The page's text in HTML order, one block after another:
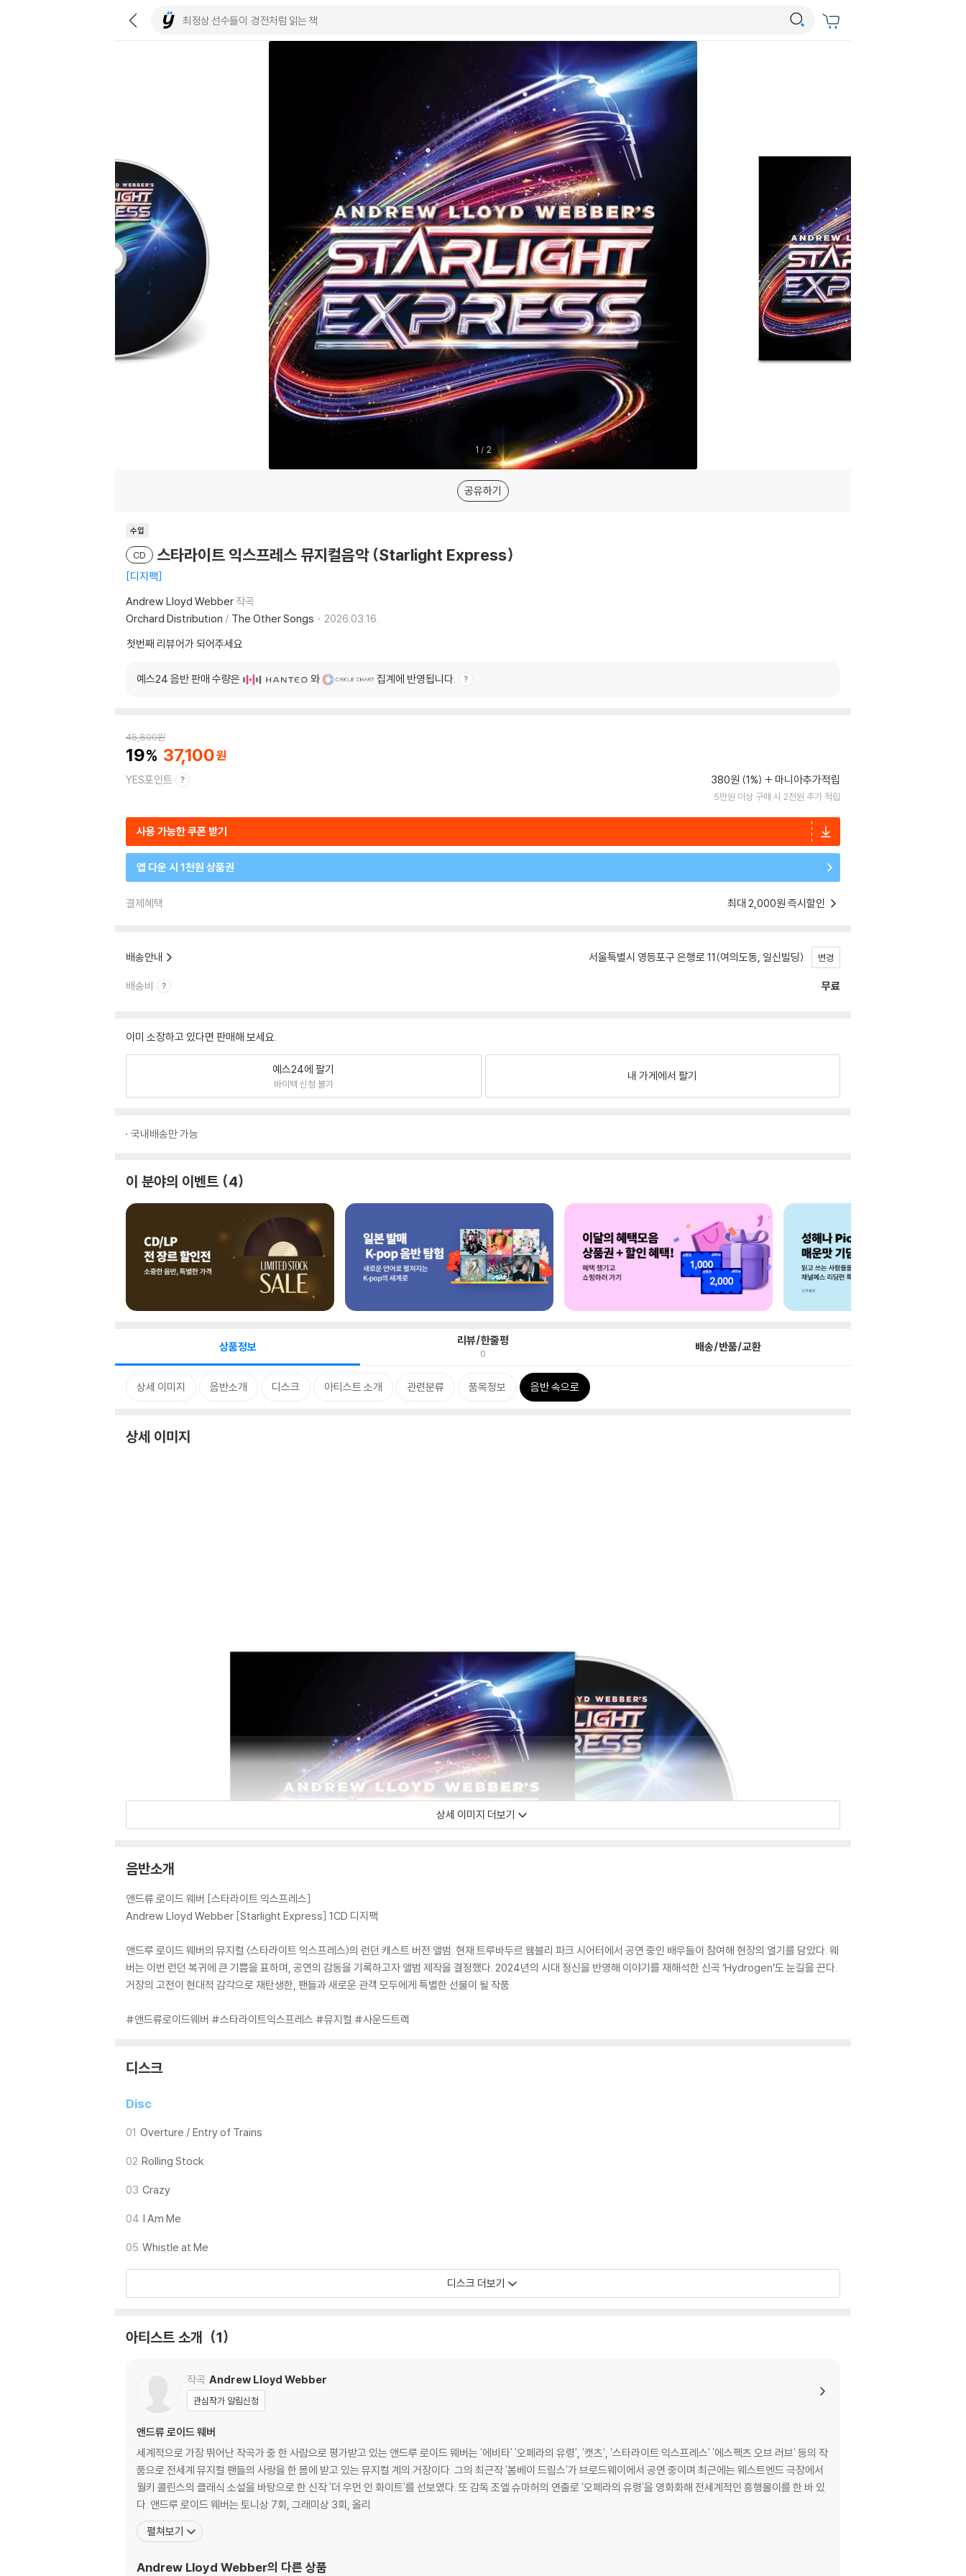
1 / 2
공유하기
수입
CD 스타라이트 익스프레스 뮤지컬음악 (Starlight Express)
디지팩
Andrew Lloyd Webber 작곡
Orchard Distribution / The Other Songs
2026.03.16.
첫번째 리뷰어가 되어주세요
예스24 음반 판매 수량은 와 집계에 반영됩니다.
45,800원
19 37,100
YES포인트 380원 (1%) 마니아추가적립
5만원 이상 구매 시 2천원 추가 적립
사용 가능한 쿠폰 받기
앱 다운 시 1천원 상품권
결제혜택 최대 2,000원 즉시할인
배송안내 서울특별시 영등포구 은행로 11(여의도동, 일신빌딩) 변경
배송비 무료
이미 소장하고 있다면 판매해 보세요.
예스24에 팔기
바이백 신청 불가
내 가게에서 팔기
국내배송만 가능
이 분야의 이벤트 4
상품정보 리뷰/한줄평
0 배송/반품/교환
상세 이미지 음반소개 디스크 아티스트 소개 관련분류 품목정보 음반 속으로
상세 이미지
상세 이미지 더보기
음반소개
앤드류 로이드 웨버 [스타라이트 익스프레스]
Andrew Lloyd Webber [Starlight Express] 1CD 디지팩
앤드루 로이드 웨버의 뮤지컬 〈스타라이트 익스프레스〉의 런던 캐스트 버전 앨범. 현재 트루바두르 웸블리 파크 시어터에서 공연 중인 배우들이 참여해 현장의 열기를 담았다. 웨
버는 이번 런던 복귀에 큰 기쁨을 표하며, 공연의 감동을 기록하고자 앨범 제작을 결정했다. 2024년의 시대 정신을 반영해 이야기를 재해석한 신곡 ‘Hydrogen’도 눈길을 끈다.
거장의 고전이 현대적 감각으로 재탄생한, 팬들과 새로운 관객 모두에게 특별한 선물이 될 작품.
#앤드류로이드웨버 #스타라이트익스프레스 #뮤지컬 #사운드트랙
디스크
Disc
01 Overture / Entry of Trains
02 Rolling Stock
03 Crazy
04 I Am Me
05 Whistle at Me
디스크 더보기
아티스트 소개 1
작곡 Andrew Lloyd Webber
관심작가 알림신청
앤드류 로이드 웨버
세계적으로 가장 뛰어난 작곡가 중 한 사람으로 평가받고 있는 앤드루 로이드 웨버는 '에비타' '오페라의 유령', '캣츠', '스타라이트 익스프레스' '에스펙츠 오브 러브' 등의 작
품으로 전세계 뮤지컬 팬들의 사랑을 한 몸에 받고 있는 뮤지컬 계의 거장이다. 그의 최근작 '봄베이 드림스'가 브로드웨이에서 공연 중이며 최근에는 웨스트엔드 극장에서
월키 콜린스의 클래식 소설을 바탕으로 한 신작 '더 우먼 인 화이트'를 선보였다. 또 감독 조엘 슈마허의 연출로 '오페라의 유령'을 영화화해 전세계적인 흥행몰이를 한 바 있
다. 앤드루 로이드 웨버는 토니상 7회, 그래미상 3회, 올리
펼쳐보기
Andrew Lloyd Webber의 다른 상품